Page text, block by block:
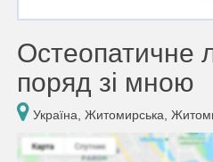
Остеопатичне
поряд зі мною
Україна, Житомирська,